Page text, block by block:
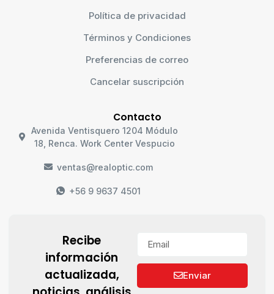
Política de privacidad
Términos y Condiciones
Preferencias de correo
Cancelar suscripción
Contacto
Avenida Ventisquero 1204 Módulo
18, Renca. Work Center Vespucio
ventas@realoptic.com
+56 9 9637 4501
Recibe
información
actualizada,
Enviar